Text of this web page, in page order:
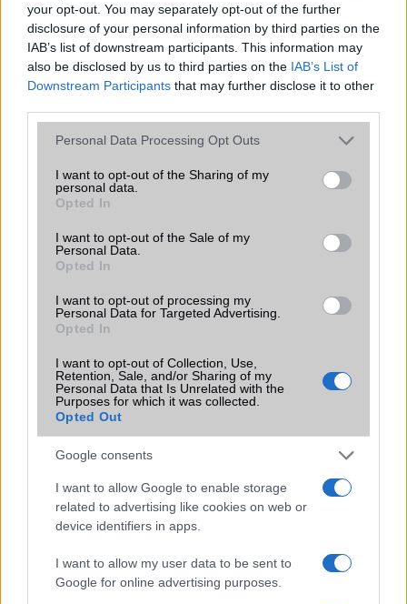
your opt-out. You may separately opt-out of the further
disclosure of your personal information by third parties on the
IAB’s list of downstream participants. This information may
also be disclosed by us to third parties on the IAB’s List of
Downstream Participants that may further disclose it to other
Please note that this website/app uses one or more Google
not limited to your visit or usage behaviour. You may click to
grant or deny consent to Google and its third-party tags to
use your data for below specified purposes in below Google
consent section.
Personal Data Processing Opt Outs
I want to opt-out of the Sharing of my
personal data.
Opted In
I want to opt-out of the Sale of my
Personal Data.
Opted In
I want to opt-out of processing my
Personal Data for Targeted Advertising.
Opted In
I want to opt-out of Collection, Use,
Retention, Sale, and/or Sharing of my
Personal Data that Is Unrelated with the
Purposes for which it was collected.
Opted Out
Google consents
I want to allow Google to enable storage
related to advertising like cookies on web or
device identifiers in apps.
I want to allow my user data to be sent to
Google for online advertising purposes.
Xiaomi 15T Pro
224.000 Ft (új)
Euro Gsm